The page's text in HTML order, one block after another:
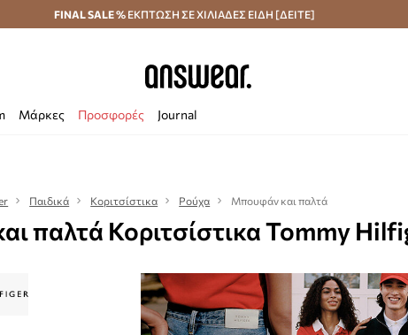
άνω των 70 € Αποστολή σε 24 ώρες Εξοικονομήστε με το
FINAL SALE % ΕΚΠΤΩΣΗ ΣΕ ΧΙΛΙΑΔΕΣ ΕΙΔΗ [ΔΕΙΤΕ]
Μάρκες Προσφορές Journal
Παιδικά Κοριτσίστικα Ρούχα Μπουφάν και παλτά
παλτά Κοριτσίστικα Tommy